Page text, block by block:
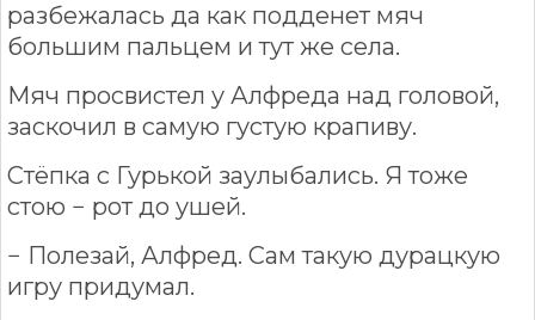
разбежалась да как подденет мяч
большим пальцем и тут же села.
Мяч просвистел у Алфреда над головой,
заскочил в самую густую крапиву.
Стёпка с Гурькой заулыбались. Я тоже
стою − рот до ушей.
− Полезай, Алфред. Сам такую дурацкую
игру придумал.